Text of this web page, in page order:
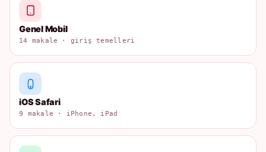
Genel Mobil
14 makale · giriş temelleri
iOS Safari
9 makale · iPhone, iPad